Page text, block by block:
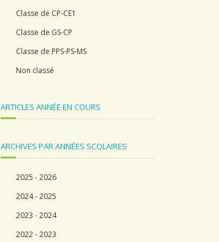
Classe de CP-CE1
Classe de GS-CP
Classe de PPS-PS-MS
Non classé
ARTICLES ANNÉE EN COURS
ARCHIVES PAR ANNÉES SCOLAIRES
2025 - 2026
2024 - 2025
2023 - 2024
2022 - 2023